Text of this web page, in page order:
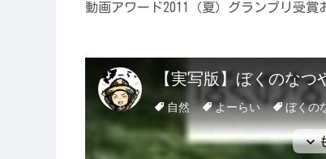
動画アワード2011（夏）グランプリ受賞